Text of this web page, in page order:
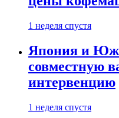
1 неделя спустя
Япония и
совместную
интервенцию
1 неделя спустя